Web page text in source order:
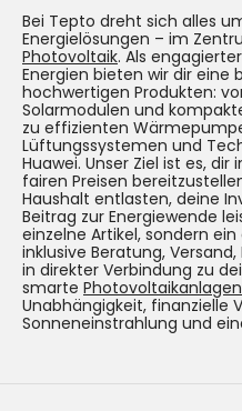
Bei Tepto dreht sich alles
Energielösungen – im
Photovoltaik. Als
Energien bieten wir dir eine
hochwertigen Produkten:
Solarmodulen und
zu effizienten
Lüftungssystemen und
Huawei. Unser Ziel ist es,
fairen Preisen
Haushalt entlasten, deine
Beitrag zur Energiewende
einzelne Artikel, sondern
inklusive Beratung,
in direkter Verbindung zu
smarte Photovoltaikanlagen
Unabhängigkeit, finanzielle
Sonneneinstrahlung und